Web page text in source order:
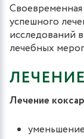
успешного
исследований
лечебных
ЛЕЧЕНИЕ
Лечение